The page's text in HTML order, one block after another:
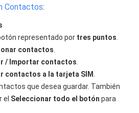
Contactos:
representado por tres puntos
contactos
/ Importar contactos
contactos a la tarjeta SIM
que desea guardar. También
el Seleccionar todo el botón para